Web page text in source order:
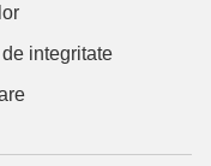
integritate